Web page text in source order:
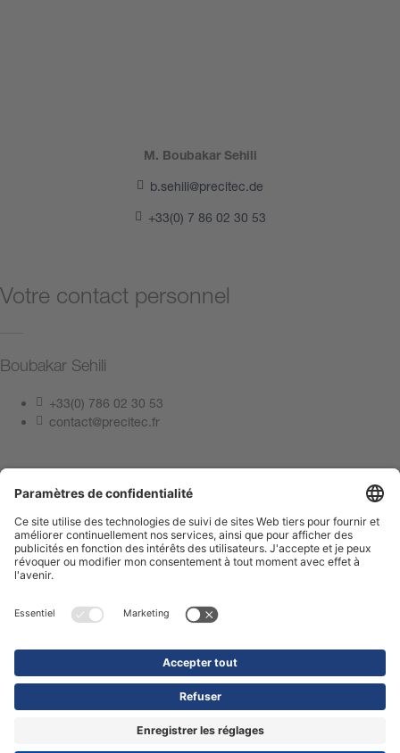
M. Boubakar Sehili
b.sehili@precitec.de
+33(0) 7 86 02 30 53
Votre contact personnel
Boubakar Sehili
+33(0) 786 02 30 53
contact@precitec.fr
Mentions légales
Compliance Center
Terms of Use
Shop